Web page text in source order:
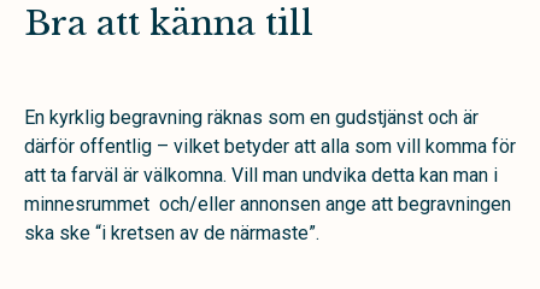
Bra att känna till
En kyrklig begravning räknas som en gudstjänst och är
därför offentlig – vilket betyder att alla som vill komma för
att ta farväl är välkomna. Vill man undvika detta kan man i
minnesrummet och/eller annonsen ange att begravningen
ska ske “i kretsen av de närmaste”.